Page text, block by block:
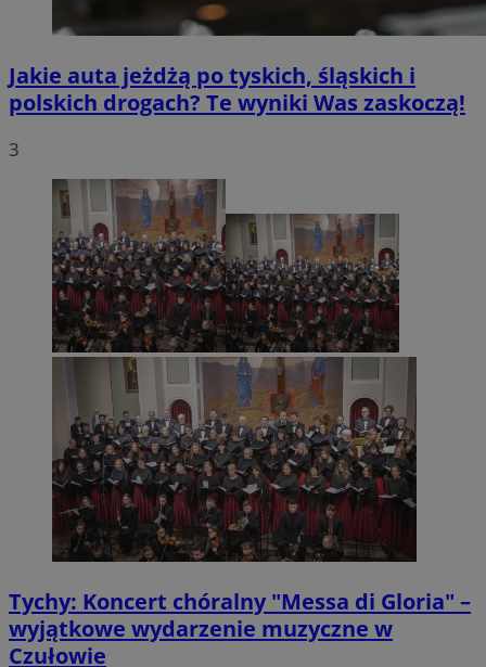
Jakie auta jeżdżą po tyskich, śląskich i
polskich drogach? Te wyniki Was zaskoczą!
3
Tychy: Koncert chóralny "Messa di Gloria" –
wyjątkowe wydarzenie muzyczne w
Czułowie